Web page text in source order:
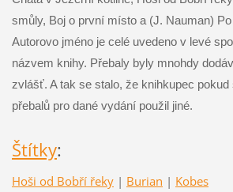
smůly, Boj o první místo a (J. Nauman)
Autorovo jméno je celé uvedeno v levé
názvem knihy. Přebaly byly mnohdy
zvlášť. A tak se stalo, že knihkupec
přebalů pro dané vydání použil jiné.
Štítky:
Hoši od Bobří řeky | Burian | Kobes